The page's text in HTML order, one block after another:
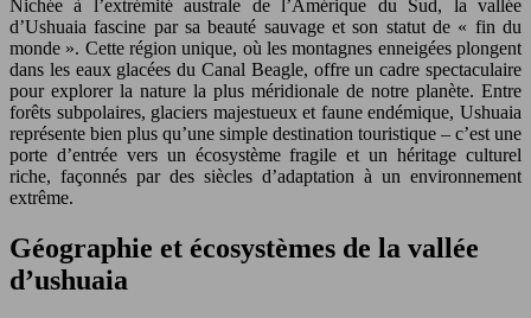
Nichée à l’extrémité australe de l’Amérique du Sud, la vallée
d’Ushuaia fascine par sa beauté sauvage et son statut de « fin du
monde ». Cette région unique, où les montagnes enneigées plongent
dans les eaux glacées du Canal Beagle, offre un cadre spectaculaire
pour explorer la nature la plus méridionale de notre planète. Entre
forêts subpolaires, glaciers majestueux et faune endémique, Ushuaia
représente bien plus qu’une simple destination touristique – c’est une
porte d’entrée vers un écosystème fragile et un héritage culturel
riche, façonnés par des siècles d’adaptation à un environnement
extrême.
Géographie et écosystèmes de la vallée
d’ushuaia